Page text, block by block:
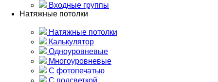
Входные группы
Натяжные потолки
Натяжные потолки
Калькулятор
Одноуровневые
Многоуровневые
С фотопечатью
С подсветкой